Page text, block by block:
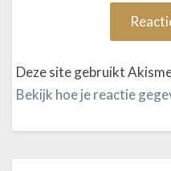
Deze site gebruikt
Bekijk hoe je reactie